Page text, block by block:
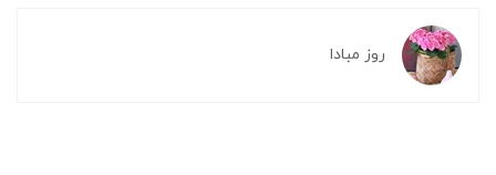
روز مبادا